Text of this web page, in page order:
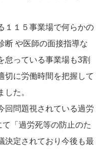
１１５事業場で何らかの
断 や医師の面接指導な
怠っている事業場も3割
切に労働時間を把握して
た。
回問題視されている過労
「過労死等の防止のた
決定されており今後も最